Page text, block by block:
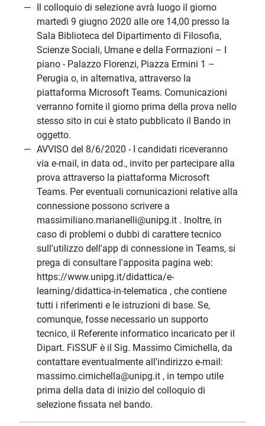
Il colloquio di selezione avrà luogo il giorno
martedì 9 giugno 2020 alle ore 14,00 presso la
Sala Biblioteca del Dipartimento di Filosofia,
Scienze Sociali, Umane e della Formazioni – I
piano - Palazzo Florenzi, Piazza Ermini 1 –
Perugia o, in alternativa, attraverso la
piattaforma Microsoft Teams. Comunicazioni
verranno fornite il giorno prima della prova nello
stesso sito in cui è stato pubblicato il Bando in
oggetto.
AVVISO del 8/6/2020 - I candidati riceveranno
via e-mail, in data od., invito per partecipare alla
prova attraverso la piattaforma Microsoft
Teams. Per eventuali comunicazioni relative alla
connessione possono scrivere a
massimiliano.marianelli@unipg.it . Inoltre, in
caso di problemi o dubbi di carattere tecnico
sull'utilizzo dell'app di connessione in Teams, si
prega di consultare l'apposita pagina web:
https://www.unipg.it/didattica/e-
learning/didattica-in-telematica , che contiene
tutti i riferimenti e le istruzioni di base. Se,
comunque, fosse necessario un supporto
tecnico, il Referente informatico incaricato per il
Dipart. FiSSUF è il Sig. Massimo Cimichella, da
contattare eventualmente all'indirizzo e-mail:
massimo.cimichella@unipg.it , in tempo utile
prima della data di inizio del colloquio di
selezione fissata nel bando.